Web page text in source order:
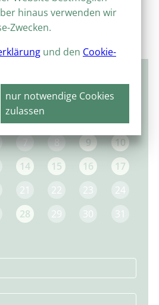
DO FR SA
7 8 9
10
14 15 16
17
21 22 23
24
28 29 30 31
hinaus verwenden wir
Zwecken.
und den Cookie-
nur notwendige Cookies
zulassen